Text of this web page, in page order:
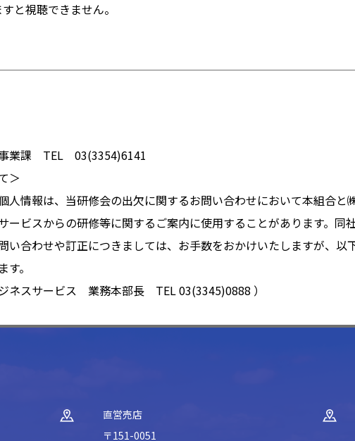
と視聴できません。
業課 TEL 03(3354)6141
＞
情報は、当研修会の出欠に関するお問い合わせにおいて本組合と
ービスからの研修等に関するご案内に使用することがあります。同
い合わせや訂正につきましては、お手数をおかけいたしますが、以
。
ジネスサービス 業務本部長 TEL 03(3345)0888 ）
直営売店
〒151-0051